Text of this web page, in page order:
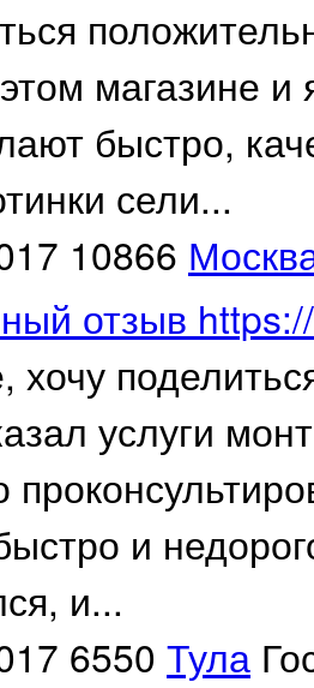
магазине
быстро,
сели...
10866
отзыв
хочу
услуги
и
и...
6550 Тула